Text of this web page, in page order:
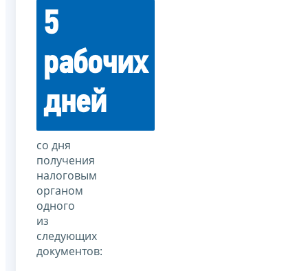
5
рабочих
дней
со дня
получения
налоговым
органом
одного
из
следующих
документов: